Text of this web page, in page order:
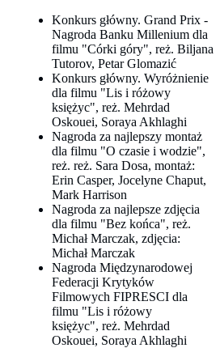
Konkurs główny. Grand Prix -
Nagroda Banku Millenium dla
filmu "Córki góry", reż. Biljana
Tutorov, Petar Glomazić
Konkurs główny. Wyróżnienie
dla filmu "Lis i różowy
księżyc", reż. Mehrdad
Oskouei, Soraya Akhlaghi
Nagroda za najlepszy montaż
dla filmu "O czasie i wodzie",
reż. reż. Sara Dosa, montaż:
Erin Casper, Jocelyne Chaput,
Mark Harrison
Nagroda za najlepsze zdjęcia
dla filmu "Bez końca", reż.
Michał Marczak, zdjęcia:
Michał Marczak
Nagroda Międzynarodowej
Federacji Krytyków
Filmowych FIPRESCI dla
filmu "Lis i różowy
księżyc", reż. Mehrdad
Oskouei, Soraya Akhlaghi